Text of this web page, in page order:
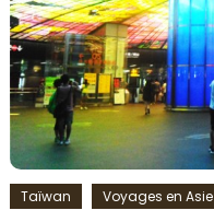
Taïwan Voyages en Asie